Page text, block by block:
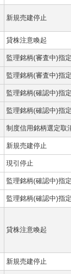
新規売建停止
貸株注意喚起
監理銘柄(審査中)指
監理銘柄(審査中)指
監理銘柄(確認中)指
監理銘柄(確認中)指
制度信用銘柄選定取
新規売建停止
現引停止
監理銘柄(確認中)指
監理銘柄(確認中)指
貸株注意喚起
新規売建停止